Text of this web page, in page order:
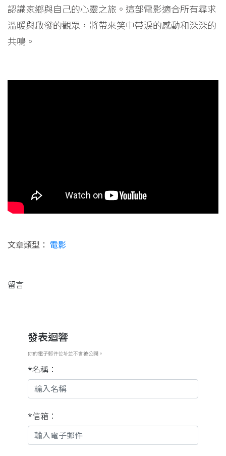
認識家鄉與自己的心靈之旅。這部電影適合所有尋求
溫暖與啟發的觀眾，將帶來笑中帶淚的感動和深深的
共鳴。
文章類型： 電影
留言
發表迴響
你的電子郵件位址並不會被公開。
*名稱：
*信箱：